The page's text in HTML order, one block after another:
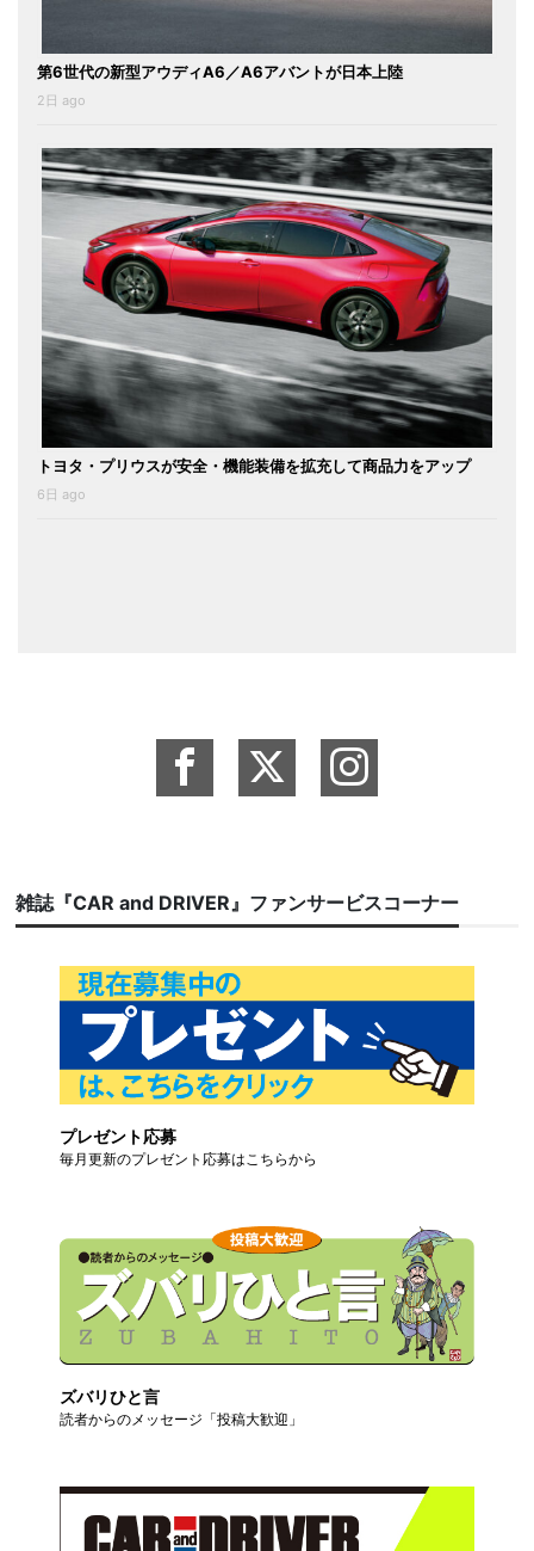
第6世代の新型アウディA6／A6アバントが日本上陸
2日 ago
トヨタ・プリウスが安全・機能装備を拡充して商品力をアップ
6日 ago
雑誌『CAR and DRIVER』ファンサービスコーナー
プレゼント応募
毎月更新のプレゼント応募はこちらから
ズバリひと言
読者からのメッセージ「投稿大歓迎」